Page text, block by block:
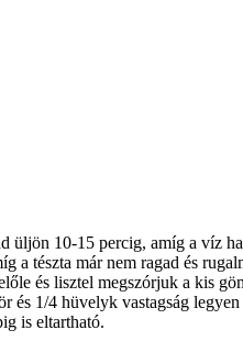
üljön 10-15 percig, amíg a víz
a tészta márnem ragad és
és lisztel megszórjuk a kis
1/4 hüvelyk vastagság
is eltartható.